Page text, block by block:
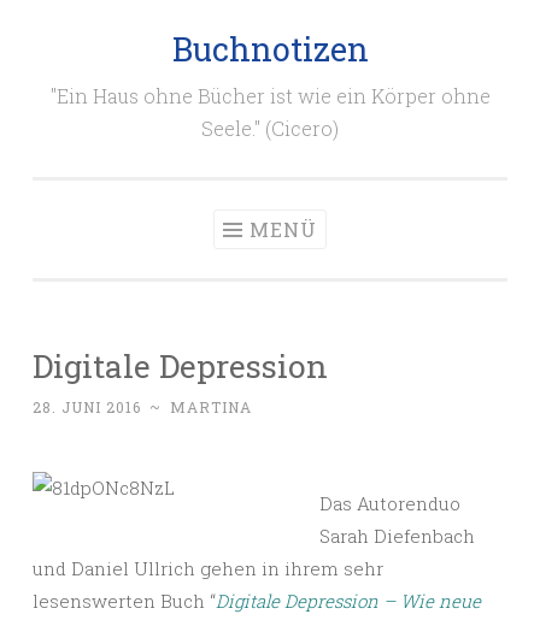
Buchnotizen
"Ein Haus ohne Bücher ist wie ein Körper ohne
Seele." (Cicero)
MENÜ
Digitale Depression
28. JUNI 2016 ~ MARTINA
Das Autorenduo
Sarah Diefenbach
und Daniel Ullrich gehen in ihrem sehr
lesenswerten Buch “Digitale Depression – Wie neue